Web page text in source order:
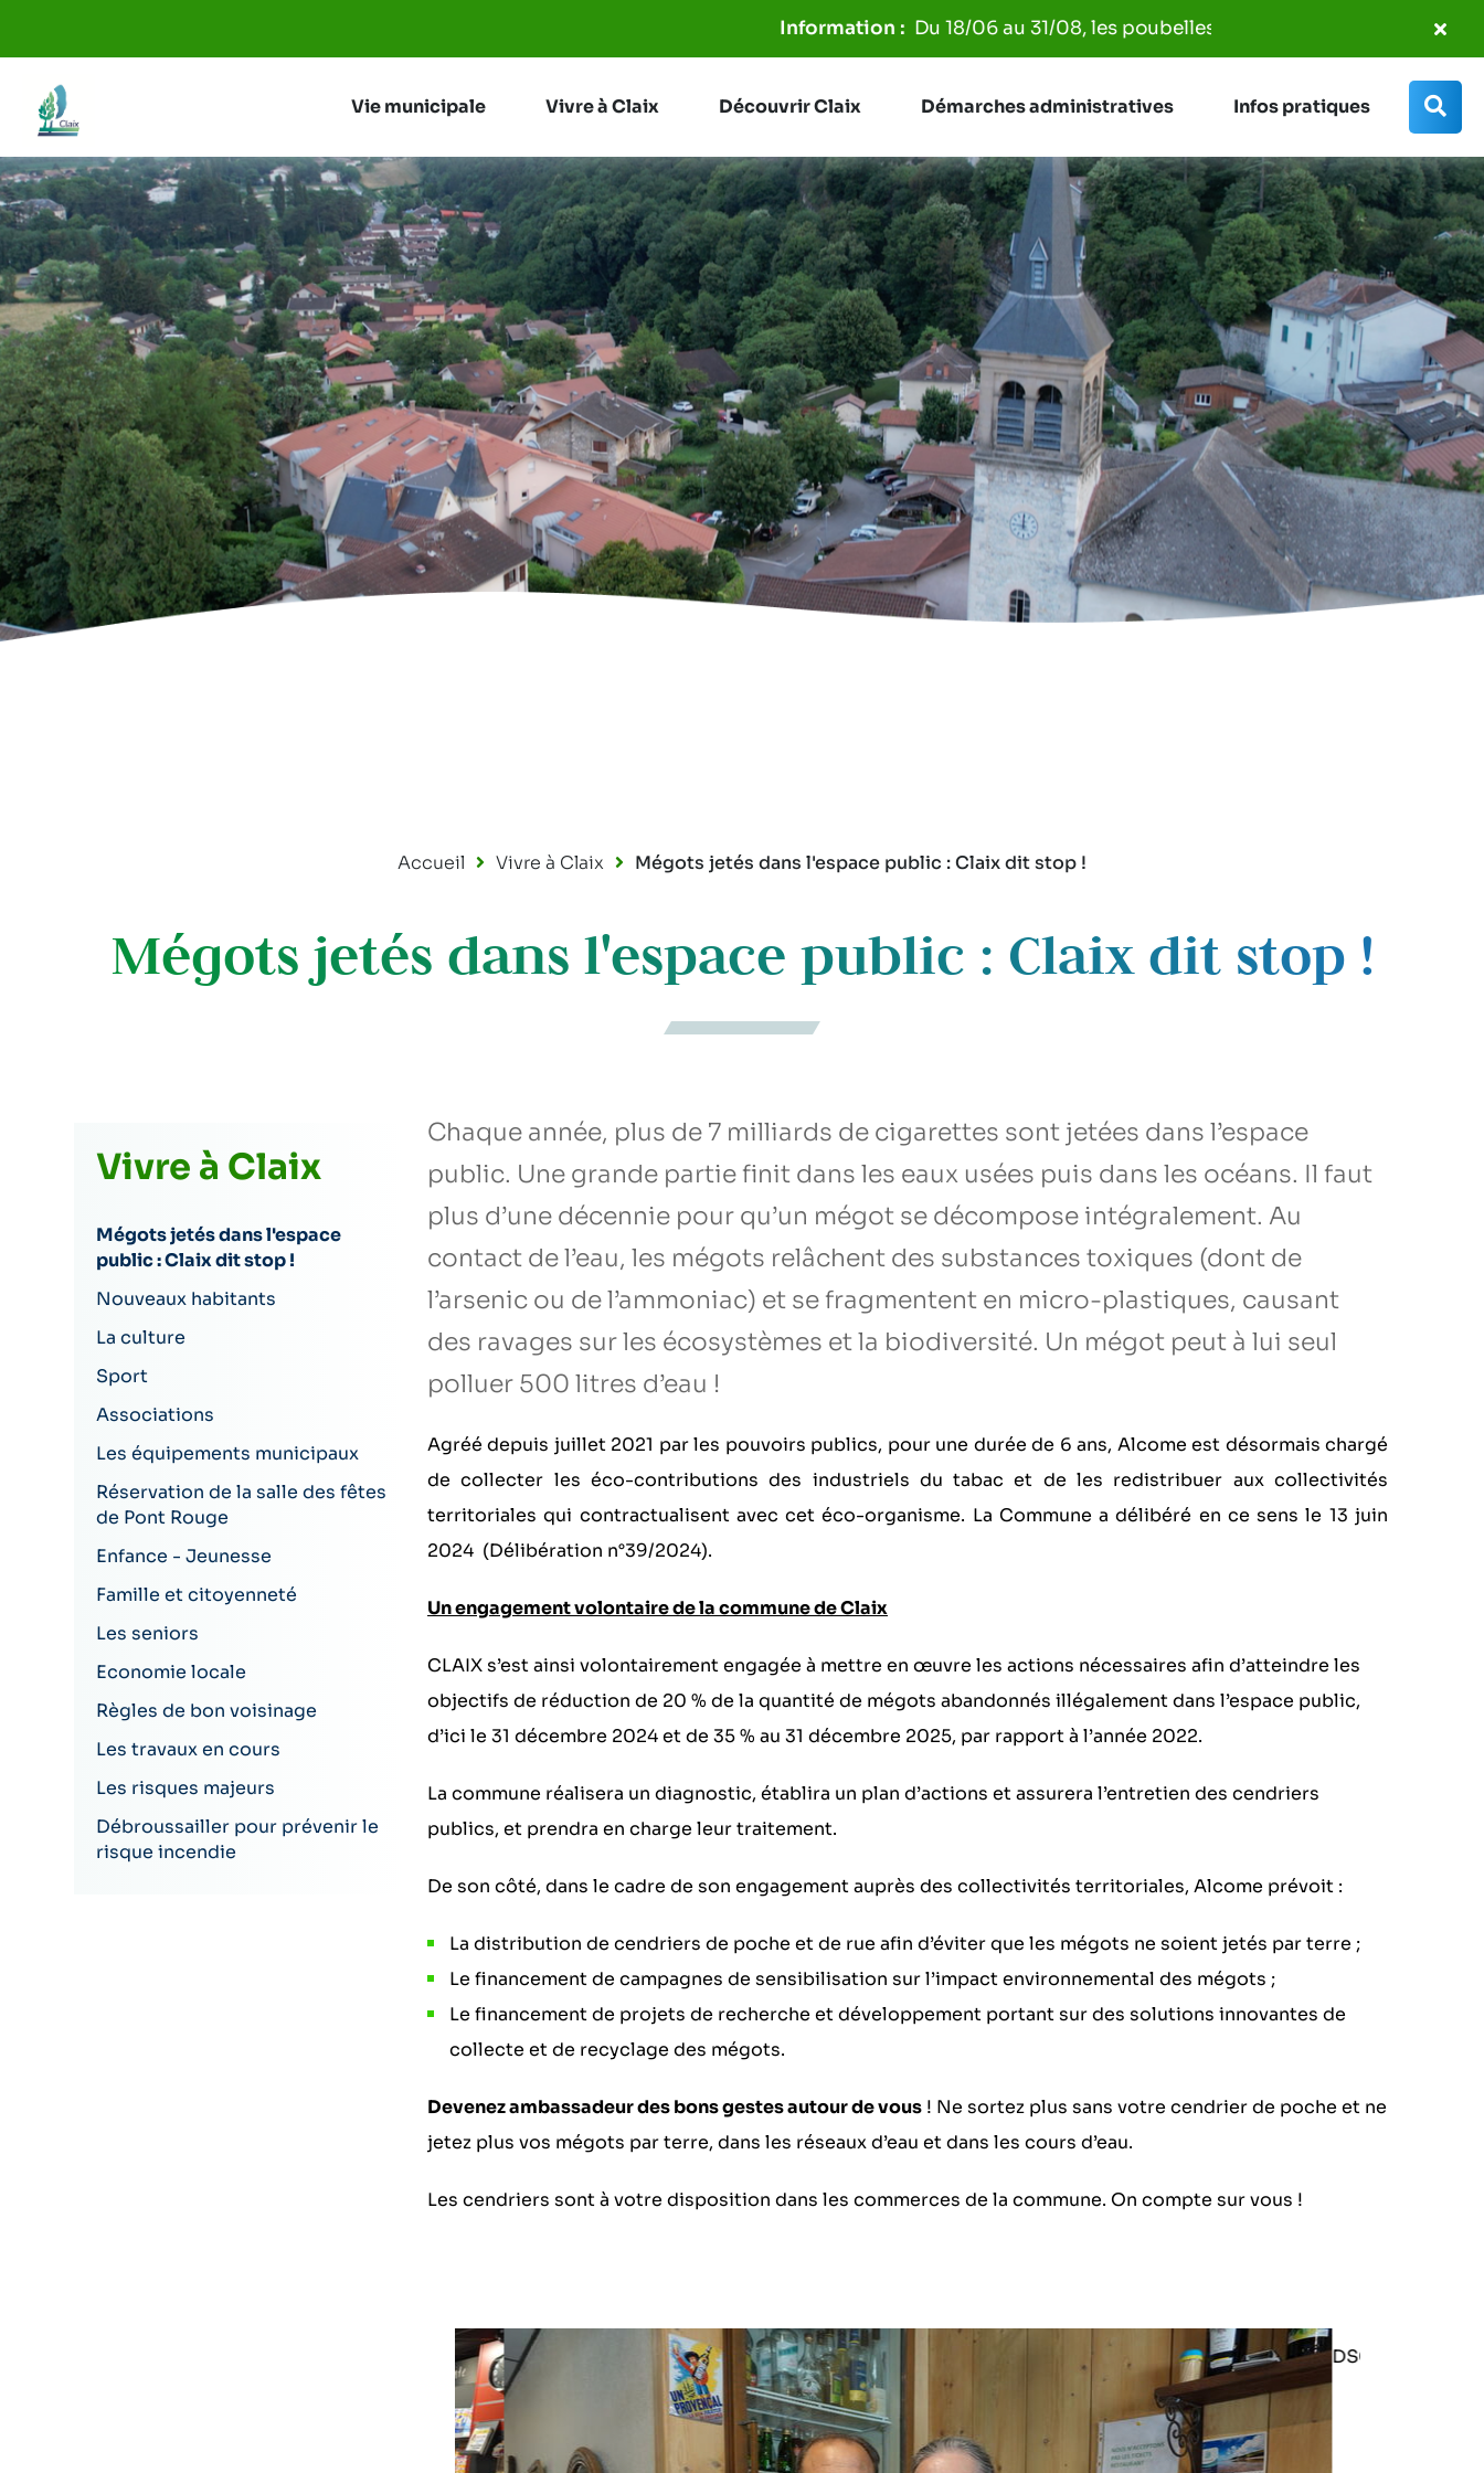
Du 18/06 au 31/08, les poubelles seront ramassées entre 7h00 et 14h00.
Vie municipale Vivre à Claix Découvrir Claix Démarches administratives Infos pratiques
Accueil Vivre à Claix Mégots jetés dans l'espace public : Claix dit stop !
Mégots jetés dans l'espace public : Claix dit stop !
Vivre à Claix
Mégots jetés dans l'espace
public : Claix dit stop !
Nouveaux habitants
La culture
Sport
Associations
Les équipements municipaux
Réservation de la salle des fêtes
de Pont Rouge
Enfance - Jeunesse
Famille et citoyenneté
Les seniors
Economie locale
Règles de bon voisinage
Les travaux en cours
Les risques majeurs
Débroussailler pour prévenir le
risque incendie
Chaque année, plus de 7 milliards de cigarettes sont jetées dans l’espace
public. Une grande partie finit dans les eaux usées puis dans les océans. Il faut
plus d’une décennie pour qu’un mégot se décompose intégralement. Au
contact de l’eau, les mégots relâchent des substances toxiques (dont de
l’arsenic ou de l’ammoniac) et se fragmentent en micro-plastiques, causant
des ravages sur les écosystèmes et la biodiversité. Un mégot peut à lui seul
polluer 500 litres d’eau !
Agréé depuis juillet 2021 par les pouvoirs publics, pour une durée de 6 ans, Alcome est désormais chargé
de collecter les éco-contributions des industriels du tabac et de les redistribuer aux collectivités
territoriales qui contractualisent avec cet éco-organisme. La Commune a délibéré en ce sens le 13 juin
2024 (Délibération n°39/2024).
Un engagement volontaire de la commune de Claix
CLAIX s’est ainsi volontairement engagée à mettre en œuvre les actions nécessaires afin d’atteindre les
objectifs de réduction de 20 % de la quantité de mégots abandonnés illégalement dans l’espace public,
d’ici le 31 décembre 2024 et de 35 % au 31 décembre 2025, par rapport à l’année 2022.
La commune réalisera un diagnostic, établira un plan d’actions et assurera l’entretien des cendriers
publics, et prendra en charge leur traitement.
De son côté, dans le cadre de son engagement auprès des collectivités territoriales, Alcome prévoit :
La distribution de cendriers de poche et de rue afin d’éviter que les mégots ne soient jetés par terre ;
Le financement de campagnes de sensibilisation sur l’impact environnemental des mégots ;
Le financement de projets de recherche et développement portant sur des solutions innovantes de
collecte et de recyclage des mégots.
Devenez ambassadeur des bons gestes autour de vous ! Ne sortez plus sans votre cendrier de poche et ne
jetez plus vos mégots par terre, dans les réseaux d’eau et dans les cours d’eau.
Les cendriers sont à votre disposition dans les commerces de la commune. On compte sur vous !
DSC01608.JPG